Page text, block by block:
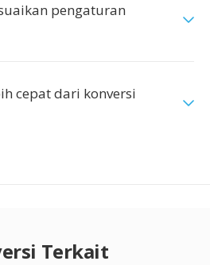
pengaturan
cepat dari konversi
Terkait